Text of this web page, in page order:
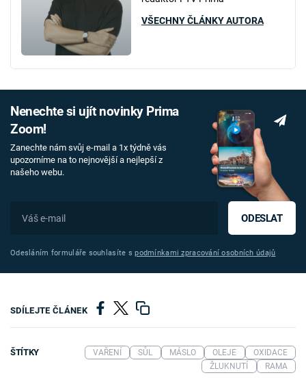
VŠECHNY ČLÁNKY AUTORA
Nenechte si ujít novinky Prima
Zoom!
Zanechte nám svůj e-mail a 1x týdně vás
upozorníme na to nejnovější a nejlepší z
našeho webu.
ODESLAT
Odesláním formuláře souhlasíte spodmínkami zpracování osobních údajů
SDÍLEJTE ČLÁNEK
ŠTÍTKY VAŘENÍ SŮL MÁSLO OLEJE
OXIDACE
ŽLUKNUTÍ
RAMA